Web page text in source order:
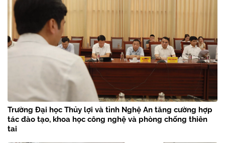
Trường Đại học Thủy lợi và tỉnh Nghệ An tăng cường hợp
tác đào tạo, khoa học công nghệ và phòng chống thiên
tai